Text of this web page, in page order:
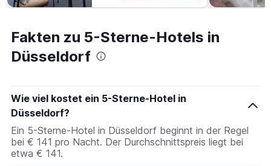
Fakten zu 5-Sterne-Hotels in
Düsseldorf
Wie viel kostet ein 5-Sterne-Hotel in
Düsseldorf?
Ein 5-Sterne-Hotel in Düsseldorf beginnt in der Regel
bei € 141 pro Nacht. Der Durchschnittspreis liegt bei
etwa € 141.